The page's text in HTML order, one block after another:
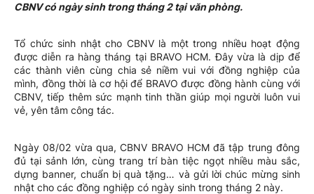
CBNV có ngày sinh trong tháng 2 tại văn phòng.
Tổ chức sinh nhật cho CBNV là một trong nhiều hoạt động
được diễn ra hàng tháng tại BRAVO HCM. Đây vừa là dịp để
các thành viên cùng chia sẻ niềm vui với đồng nghiệp của
mình, đồng thời là cơ hội để BRAVO được đồng hành cùng với
CBNV, tiếp thêm sức mạnh tinh thần giúp mọi người luôn vui
vẻ, yên tâm công tác.
Ngày 08/02 vừa qua, CBNV BRAVO HCM đã tập trung đông
đủ tại sảnh lớn, cùng trang trí bàn tiệc ngọt nhiều màu sắc,
dựng banner, chuẩn bị quà tặng… và gửi lời chúc mừng sinh
nhật cho các đồng nghiệp có ngày sinh trong tháng 2 này.